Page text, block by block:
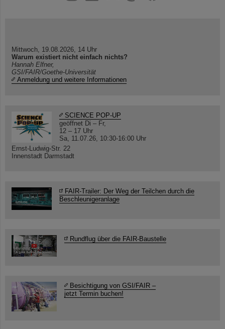
Mittwoch, 19.08.2026, 14 Uhr
Warum existiert nicht einfach nichts?
Hannah Elfner,
GSI/FAIR/Goethe-Universität
Anmeldung und weitere Informationen
SCIENCE POP-UP
geöffnet Di – Fr,
12 – 17 Uhr
Sa, 11.07.26, 10:30-16:00 Uhr
Ernst-Ludwig-Str. 22
Innenstadt Darmstadt
FAIR-Trailer: Der Weg der Teilchen durch die
Beschleunigeranlage
Rundflug über die FAIR-Baustelle
Besichtigung von GSI/FAIR –
jetzt Termin buchen!